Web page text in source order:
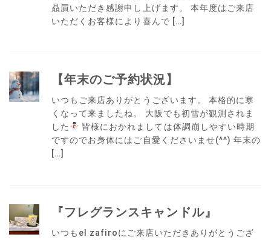
贔屓いただき感謝申し上げます。 本年度はご来店
いただくお客様により喜んで […]
【年末のご予約状況】
いつもご来店ありがとうございます。 本格的に寒
くなって来ましたね。 大阪でも初雪が観測されま
した
皆様におかれましては体調崩しやすい時期
ですのでお身体にはご自愛くださいませ(^^) 年末の
[…]
『フレグランスキャンドル』
いつもel zafiroにご来店いただきありがとうござ